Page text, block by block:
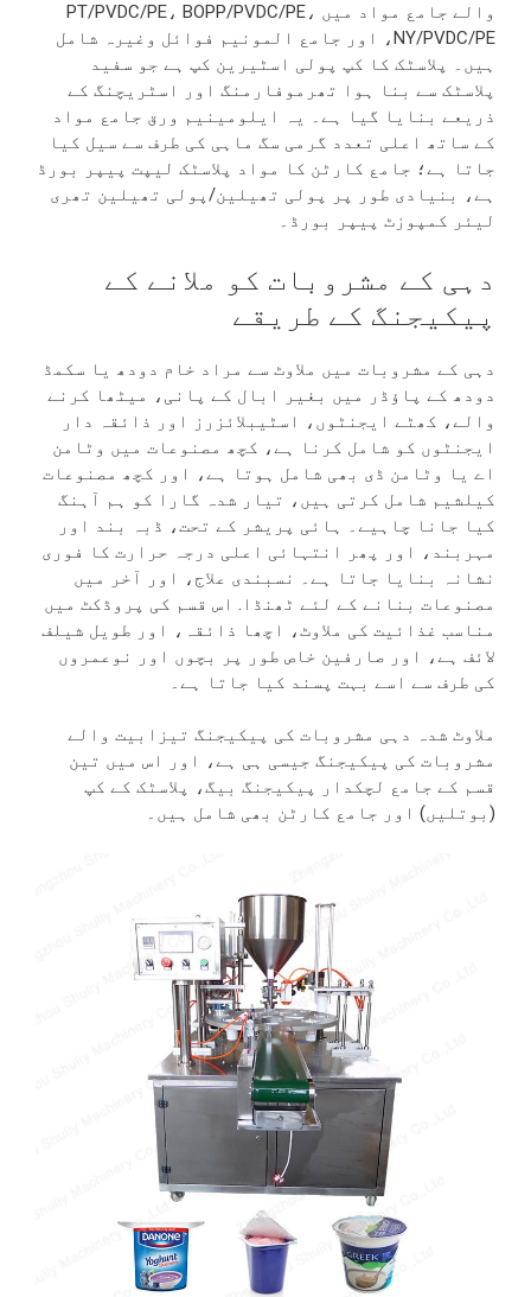
والے جامع مواد میں PT/PVDC/PE، BOPP/PVDC/PE،
NY/PVDC/PE، اور جامع المونیم فوائل وغیرہ شامل
ہیں۔ پلاسٹک کا کپ پولی اسٹیرین کپ ہے جو سفید
پلاسٹک سے بنا ہوا تھرموفارمنگ اور اسٹریچنگ کے
ذریعے بنایا گیا ہے۔ یہ ایلومینیم ورق جامع مواد
کے ساتھ اعلی تعدد گرمی سگ ماہی کی طرف سے سیل کیا
جاتا ہے؛ جامع کارٹن کا مواد پلاسٹک لیپت پیپر بورڈ
ہے، بنیادی طور پر پولی تھیلین/پولی تھیلین تھری
لیئر کمپوزٹ پیپر بورڈ۔
دہی کے مشروبات کو ملانے کے
پیکیجنگ کے طریقے
دہی کے مشروبات میں ملاوٹ سے مراد خام دودھ یا سکمڈ
دودھ کے پاؤڈر میں بغیر ابال کے پانی، میٹھا کرنے
والے، کھٹے ایجنٹوں، اسٹیبلائزرز اور ذائقہ دار
ایجنٹوں کو شامل کرنا ہے، کچھ مصنوعات میں وٹامن
اے یا وٹامن ڈی بھی شامل ہوتا ہے، اور کچھ مصنوعات
کیلشیم شامل کرتی ہیں، تیار شدہ گارا کو ہم آہنگ
کیا جانا چاہیے۔ ہائی پریشر کے تحت، ڈبہ بند اور
مہربند، اور پھر انتہائی اعلی درجہ حرارت کا فوری
نشانہ بنایا جاتا ہے۔ نسبندی علاج، اور آخر میں
مصنوعات بنانے کے لئے ٹھنڈا. اس قسم کی پروڈکٹ میں
مناسب غذائیت کی ملاوٹ، اچھا ذائقہ، اور طویل شیلف
لائف ہے، اور صارفین خاص طور پر بچوں اور نوعمروں
کی طرف سے اسے بہت پسند کیا جاتا ہے۔
ملاوٹ شدہ دہی مشروبات کی پیکیجنگ تیزابیت والے
مشروبات کی پیکیجنگ جیسی ہی ہے، اور اس میں تین
قسم کے جامع لچکدار پیکیجنگ بیگ، پلاسٹک کے کپ
(بوتلیں) اور جامع کارٹن بھی شامل ہیں۔